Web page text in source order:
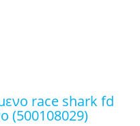
(500108029)